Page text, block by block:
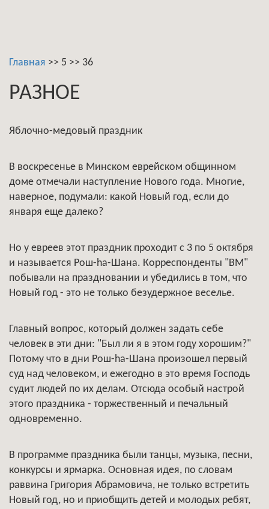
Главная >> 5 >> 36
РАЗНОЕ
Яблочно-медовый праздник
В воскресенье в Минском еврейском общинном
доме отмечали наступление Нового года. Многие,
наверное, подумали: какой Новый год, если до
января еще далеко?
Но у евреев этот праздник проходит с 3 по 5 октября
и называется Poш-hа-Шана. Корреспонденты "ВМ"
побывали на праздновании и убедились в том, что
Новый год - это не только безудержное веселье.
Главный вопрос, который должен задать себе
человек в эти дни: "Был ли я в этом году хорошим?"
Потому что в дни Poш-hа-Шана произошел первый
суд над человеком, и ежегодно в это время Господь
судит людей по их делам. Отсюда особый настрой
этого праздника - торжественный и печальный
одновременно.
В программе праздника были танцы, музыка, песни,
конкурсы и ярмарка. Основная идея, по словам
раввина Григория Абрамовича, не только встретить
Новый год, но и приобщить детей и молодых ребят,